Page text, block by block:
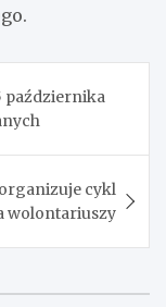
października
cykl
wolontariuszy